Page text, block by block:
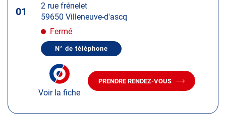
ENTRÉE
informations
01
2 rue frénelet
59650 Villeneuve-d'ascq
Fermé
N° de téléphone
AFFICHER
TÉLÉPHONE
VILLENEUVE-
Voir la fiche
PRENDRE RENDEZ-VOUS
AVEC